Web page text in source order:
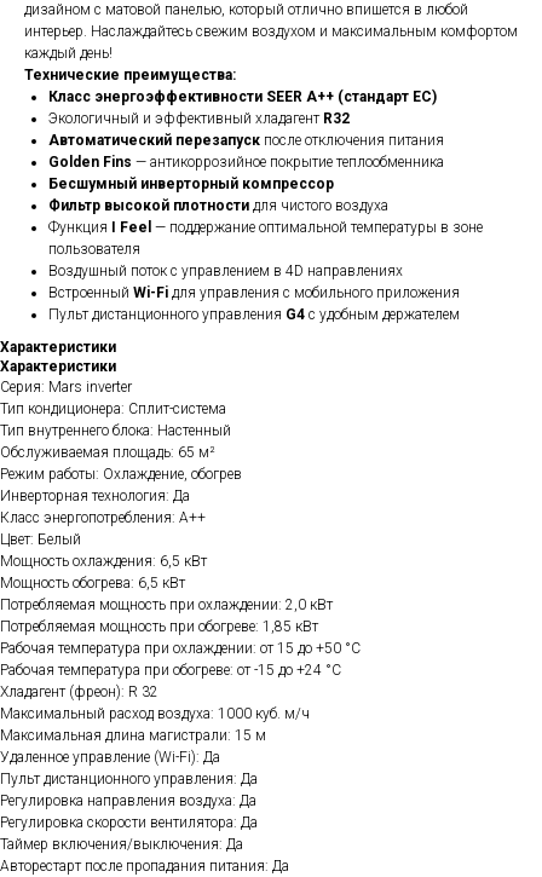
дизайном с матовой панелью, который отлично впишется в любой
интерьер. Наслаждайтесь свежим воздухом и максимальным комфортом
каждый день!
Технические преимущества:
Класс энергоэффективности SEER A++ (стандарт ЕС)
Экологичный и эффективный хладагент R32
Автоматический перезапуск после отключения питания
Golden Fins — антикоррозийное покрытие теплообменника
Бесшумный инверторный компрессор
Фильтр высокой плотности для чистого воздуха
Функция
I Feel — поддержание оптимальной температуры в зоне
пользователя
Воздушный поток с управлением в 4D направлениях
Встроенный Wi-Fi для управления с мобильного приложения
Пульт дистанционного управления G4 с удобным держателем
Характеристики
Характеристики
Серия: Mars inverter
Тип кондиционера: Сплит-система
Тип внутреннего блока: Настенный
Обслуживаемая площадь: 65 м²
Режим работы: Охлаждение, обогрев
Инверторная технология: Да
Класс энергопотребления: A++
Цвет: Белый
Мощность охлаждения: 6,5 кВт
Мощность обогрева: 6,5 кВт
Потребляемая мощность при охлаждении: 2,0 кВт
Потребляемая мощность при обогреве: 1,85 кВт
Рабочая температура при охлаждении: от 15 до +50 °C
Рабочая температура при обогреве: от -15 до +24 °C
Хладагент (фреон): R 32
Максимальный расход воздуха: 1000 куб. м/ч
Максимальная длина магистрали: 15 м
Удаленное управление (Wi-Fi): Да
Пульт дистанционного управления: Да
Регулировка направления воздуха: Да
Регулировка скорости вентилятора: Да
Таймер включения/выключения: Да
Авторестарт после пропадания питания: Да